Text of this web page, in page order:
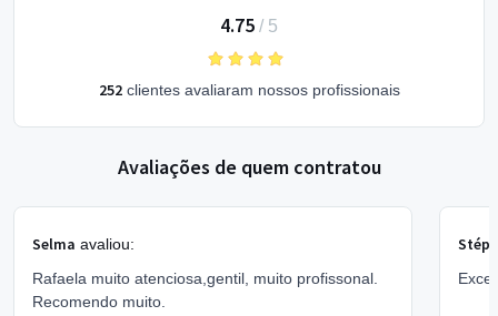
4.75 / 5
252clientes avaliaram nossos profissionais
Avaliações de quem contratou
Selma avaliou:
Rafaela muito atenciosa,gentil, muito profissonal.
Recomendo muito.